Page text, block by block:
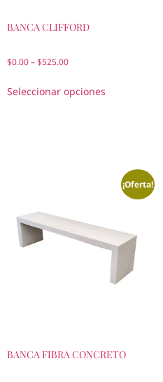
BANCA CLIFFORD
$0.00–$525.00
Seleccionar opciones
¡Oferta!
BANCA FIBRA CONCRETO